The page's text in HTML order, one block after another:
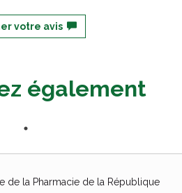
votre avis
également
de la Pharmacie de la République